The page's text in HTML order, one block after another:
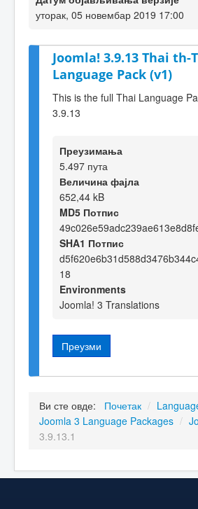
уторак, 05 новембар 2019 17:00
Joomla! 3.9.13 Thai th-
Language Pack (v1)
This is the full Thai Language
3.9.13
Преузимања
5.497 пута
Величина фајла
652,44 kB
MD5 Потпис
SHA1 Потпис
18
Environments
Joomla! 3 Translations
Преузми
Ви сте овде: Почетак /
Joomla 3 Language Packages /
3.9.13.1